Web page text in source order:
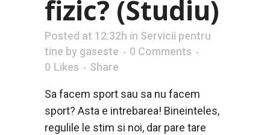
fizic? (Studiu)
Posted at 12:32h in Servicii pentru
tine by gaseste
0 Comments
0 Likes Share
Sa facem sport sau sa nu facem
sport? Asta e intrebarea! Bineinteles,
regulile le stim si noi, dar pare tare